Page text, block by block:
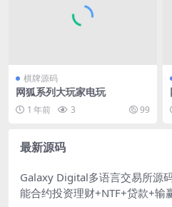
棋牌源码
网狐系列大玩家电玩
1 年前 3 99
最新源码
Galaxy Digital多语言交易所源
能合约投资理财+NTF+贷款+输